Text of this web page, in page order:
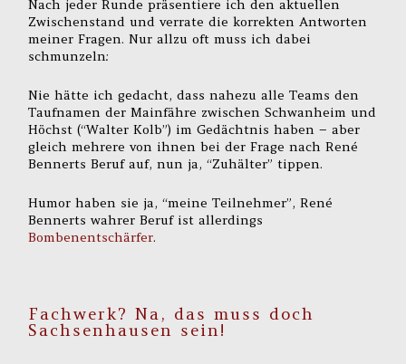
Nach jeder Runde präsentiere ich den aktuellen
Zwischenstand und verrate die korrekten Antworten
meiner Fragen. Nur allzu oft muss ich dabei
schmunzeln:
Nie hätte ich gedacht, dass nahezu alle Teams den
Taufnamen der Mainfähre zwischen Schwanheim und
Höchst (“Walter Kolb”) im Gedächtnis haben – aber
gleich mehrere von ihnen bei der Frage nach René
Bennerts Beruf auf, nun ja, “Zuhälter” tippen.
Humor haben sie ja, “meine Teilnehmer”, René
Bennerts wahrer Beruf ist allerdings
Bombenentschärfer.
Fachwerk? Na, das muss doch
Sachsenhausen sein!